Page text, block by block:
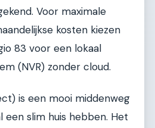
Voor maximale
kosten kiezen
83 voor een lokaal
(NVR) zonder cloud.
is een mooi middenweg
een slim huis hebben. Het